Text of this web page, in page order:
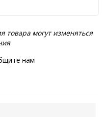
товара могут изменяться
нам